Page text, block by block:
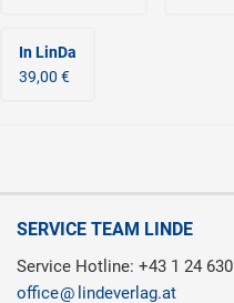
In LinDa
39,00 €
SERVICE TEAM LINDE
Service Hotline: +43 1 24 630
office
lindeverlag.at